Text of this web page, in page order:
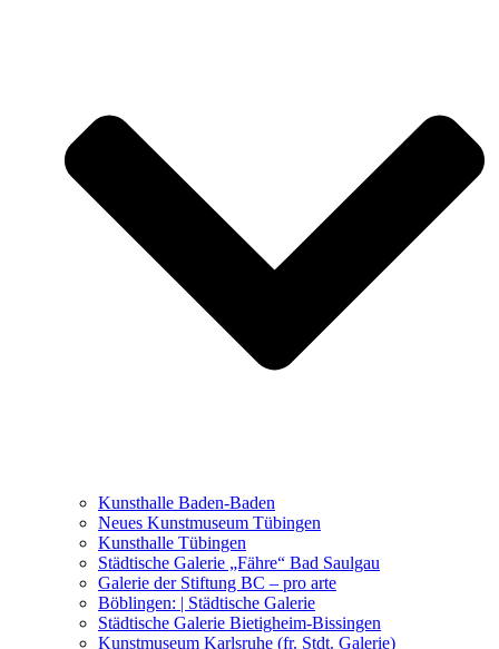
Was seither geschah
Kunstwettbewerbe, Ausschreibungen für Künstler
Kunsthalle Baden-Baden
Neues Kunstmuseum Tübingen
Kunsthalle Tübingen
Städtische Galerie „Fähre“ Bad Saulgau
Galerie der Stiftung BC – pro arte
Böblingen: | Städtische Galerie
Städtische Galerie Bietigheim-Bissingen
Kunstmuseum Karlsruhe (fr. Stdt. Galerie)